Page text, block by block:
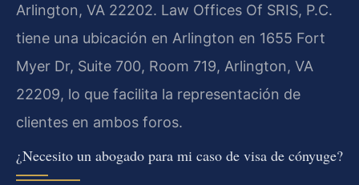
Arlington, VA 22202. Law Offices Of SRIS, P.C.
tiene una ubicación en Arlington en 1655 Fort
Myer Dr, Suite 700, Room 719, Arlington, VA
22209, lo que facilita la representación de
clientes en ambos foros.
¿Necesito un abogado para mi caso de visa de cónyuge?